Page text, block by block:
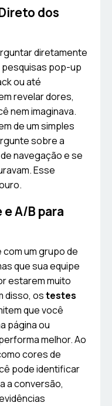
dos
diretamente
pop-up
ou até
revelar dores,
nem imaginava.
de um simples
sobre a
navegação e se
Esse
A/B para
um grupo de
que sua equipe
estarem muito
disso, ostestes
que você
página ou
melhor. Ao
cores de
pode identificar
a conversão,